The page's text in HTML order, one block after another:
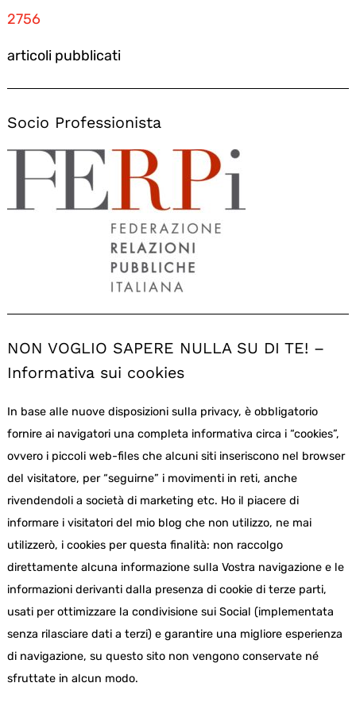
2756
articoli pubblicati
Socio Professionista
NON VOGLIO SAPERE NULLA SU DI TE! –
Informativa sui cookies
In base alle nuove disposizioni sulla privacy, è obbligatorio
fornire ai navigatori una completa informativa circa i “cookies”,
ovvero i piccoli web-files che alcuni siti inseriscono nel browser
del visitatore, per “seguirne” i movimenti in reti, anche
rivendendoli a società di marketing etc. Ho il piacere di
informare i visitatori del mio blog che non utilizzo, ne mai
utilizzerò, i cookies per questa finalità: non raccolgo
direttamente alcuna informazione sulla Vostra navigazione e le
informazioni derivanti dalla presenza di cookie di terze parti,
usati per ottimizzare la condivisione sui Social (implementata
senza rilasciare dati a terzi) e garantire una migliore esperienza
di navigazione, su questo sito non vengono conservate né
sfruttate in alcun modo.